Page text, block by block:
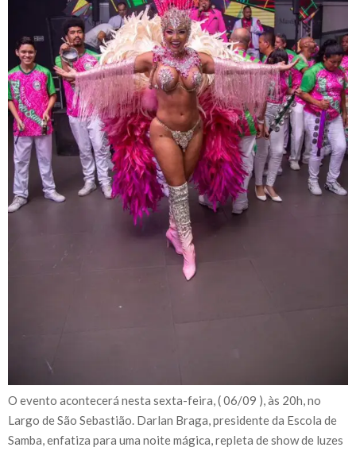
O evento acontecerá nesta sexta-feira, ( 06/09 ), às 20h, no
Largo de São Sebastião. Darlan Braga, presidente da Escola de
Samba, enfatiza para uma noite mágica, repleta de show de luzes